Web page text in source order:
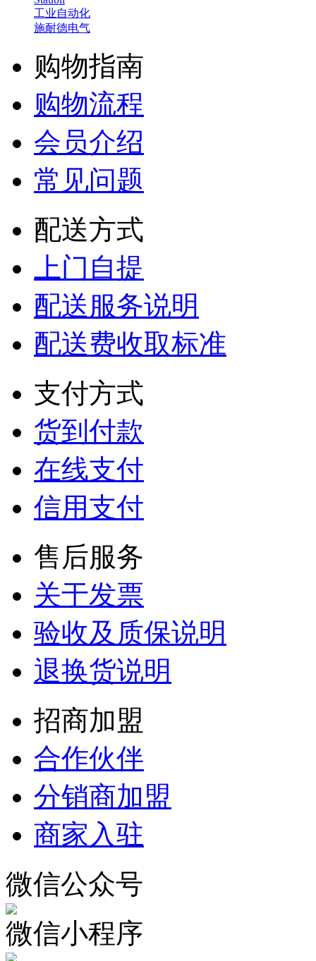
工业自动化
施耐德电气
购物指南
购物流程
会员介绍
常见问题
配送方式
上门自提
配送服务说明
配送费收取标准
支付方式
货到付款
在线支付
信用支付
售后服务
关于发票
验收及质保说明
退换货说明
招商加盟
合作伙伴
分销商加盟
商家入驻
微信公众号
微信小程序